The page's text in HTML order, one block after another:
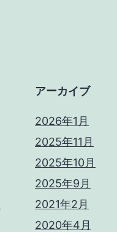
アーカイブ
2026年1月
2025年11月
2025年10月
2025年9月
2021年2月
2020年4月